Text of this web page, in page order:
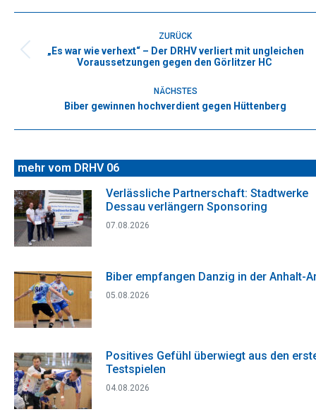
Facebook
X
WhatsAppPinterestLinkedIn
ZURÜCK
Vorheriger
„Es war wie verhext“ – Der DRHV verliert mit ungleichen
Voraussetzungen gegen den Görlitzer HC
NÄCHSTES
Nächster
Biber gewinnen hochverdient gegen Hüttenberg
mehr vom DRHV 06
Verlässliche Partnerschaft: Stadtwerke
Dessau verlängern Sponsoring
07.08.2026
Biber empfangen Danzig in der Anhalt-
05.08.2026
Positives Gefühl überwiegt aus den
Testspielen
04.08.2026